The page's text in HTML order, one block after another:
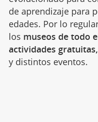
de aprendizaje para
edades. Por lo
los museos de todo
actividades gratuitas,
y distintos eventos.